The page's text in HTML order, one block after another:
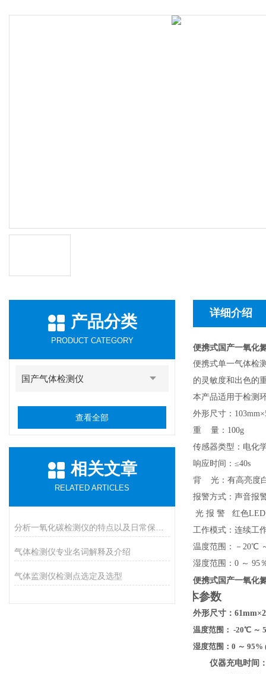
产品分类
PRODUCT CATEGORY
国产气体检测仪
查看全部
相关文章
RELATED ARTICLES
气体检测仪专业名词解释及介绍
气体监测仪检测点选定及选型
详细介绍
便携式国产一氧化
便携式单一气体检
的灵敏度和出色的
本产品适用于检测
外形尺寸：
重 量：100g
传感器类型：电化
响应时间： ≤40s
背 光：有高亮度
报警方式：声音报
光 报 警 红色
工作模式：连续工
温度范围：－20℃
湿度范围：0 ～ 95
便携式国产一氧化
基本参数
外形尺寸： 61mm×
温度范围： -20℃ ～
湿度范围：0 ～ 95%
仪器充电时间